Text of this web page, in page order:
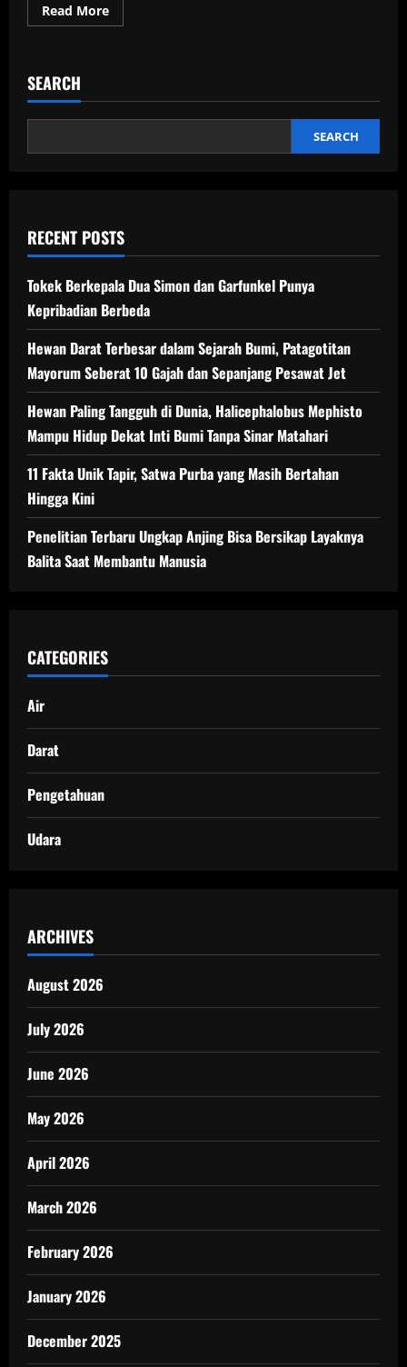
Read MoreRead
more
Es
Dihuni
Gua
SEARCH
SEARCH
RECENT POSTS
Tokek Berkepala Dua Simon dan Garfunkel Punya
Kepribadian Berbeda
Hewan Darat Terbesar dalam Sejarah Bumi, Patagotitan
Mayorum Seberat 10 Gajah dan Sepanjang Pesawat Jet
Hewan Paling Tangguh di Dunia, Halicephalobus Mephisto
Mampu Hidup Dekat Inti Bumi Tanpa Sinar Matahari
11 Fakta Unik Tapir, Satwa Purba yang Masih Bertahan
Hingga Kini
Penelitian Terbaru Ungkap Anjing Bisa Bersikap Layaknya
Balita Saat Membantu Manusia
CATEGORIES
Air
Darat
Pengetahuan
Udara
ARCHIVES
August 2026
July 2026
June 2026
May 2026
April 2026
March 2026
February 2026
January 2026
December 2025